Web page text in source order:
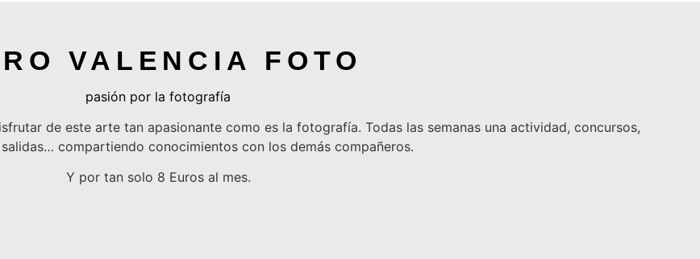
VALENCIA FOTO
pasión por la fotografía
de este arte tan apasionante como es la fotografía. Todas las semanas una actividad, concursos,
compartiendo conocimientos con los demás compañeros.
Y por tan solo 8 Euros al mes.